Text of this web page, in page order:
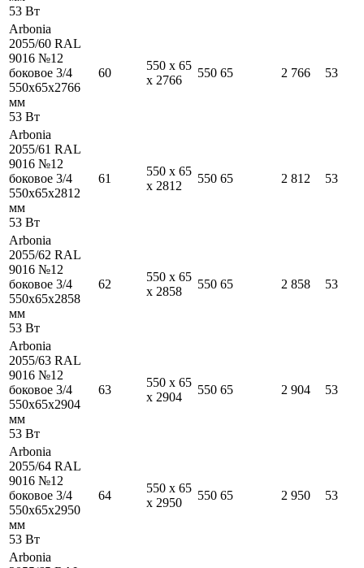
53 Вт
Arbonia
2055/60 RAL
9016 №12
боковое 3/4
550x65x2766
мм
53 Вт
60
550 x 65
x 2766
550 65 2 766 53
Arbonia
2055/61 RAL
9016 №12
боковое 3/4
550x65x2812
мм
53 Вт
61
550 x 65
x 2812
550 65 2 812 53
Arbonia
2055/62 RAL
9016 №12
боковое 3/4
550x65x2858
мм
53 Вт
62
550 x 65
x 2858
550 65 2 858 53
Arbonia
2055/63 RAL
9016 №12
боковое 3/4
550x65x2904
мм
53 Вт
63
550 x 65
x 2904
550 65 2 904 53
Arbonia
2055/64 RAL
9016 №12
боковое 3/4
550x65x2950
мм
53 Вт
64
550 x 65
x 2950
550 65 2 950 53
Arbonia